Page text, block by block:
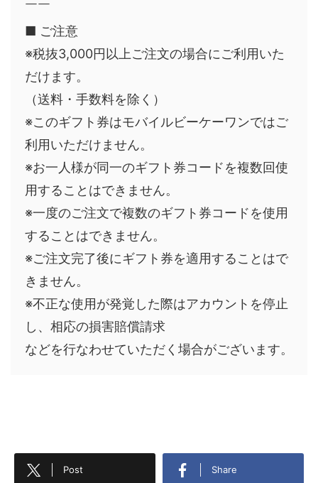
￣￣
■ ご注意
※税抜3,000円以上ご注文の場合にご利用いた
だけます。
（送料・手数料を除く）
※このギフト券はモバイルビーケーワンではご
利用いただけません。
※お一人様が同一のギフト券コードを複数回使
用することはできません。
※一度のご注文で複数のギフト券コードを使用
することはできません。
※ご注文完了後にギフト券を適用することはで
きません。
※不正な使用が発覚した際はアカウントを停止
し、相応の損害賠償請求
などを行なわせていただく場合がございます。
Post Share